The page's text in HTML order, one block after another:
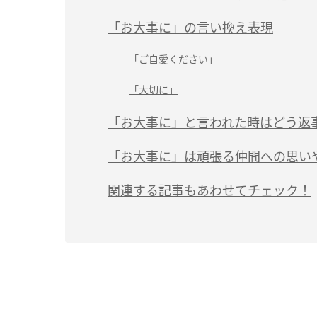
「お大事に」の言い換え表現
「ご自愛ください」
「大切に」
「お大事に」と言われた時はどう返
「お大事に」は頑張る仲間への思い
関連する記事もあわせてチェック！